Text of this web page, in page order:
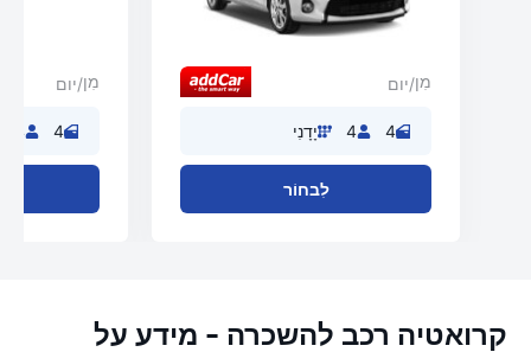
מִן/יום
4
4 יָדָנִי
לִבחוֹר
מִן/יום
4
4
קרואטיה רכב להשכרה - מידע על